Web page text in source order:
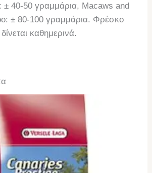
± 40-50 γραμμάρια, Macaws and
± 80-100 γραμμάρια. Φρέσκο
καθημερινά.